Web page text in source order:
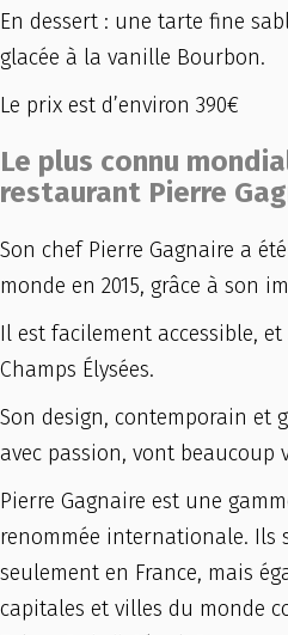
En dessert : une tarte fine
glacée à la vanille Bourbon.
Le prix est d’environ 390€
Le plus connu
restaurant Pierre
Son chef Pierre Gagnaire a
monde en 2015, grâce à son
Il est facilement accessible,
Champs Élysées.
Son design, contemporain et
avec passion, vont beaucoup
Pierre Gagnaire est une
renommée internationale. Ils
seulement en France, mais
capitales et villes du monde